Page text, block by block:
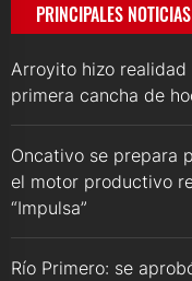
PRINCIPALES NOTICIAS
Arroyito hizo realidad
primera cancha de
Oncativo se prepara
el motor productivo
“Impulsa”
Río Primero: se